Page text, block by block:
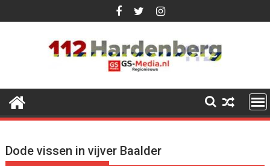
naar
Dode vissen in vijver Baalder